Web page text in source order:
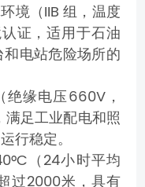
境（IIB 组，温度
证，适用于石油
电站危险场所的
缘电压660V，
足工业配电和照
行稳定。
（24小时平均
过2000米，具有